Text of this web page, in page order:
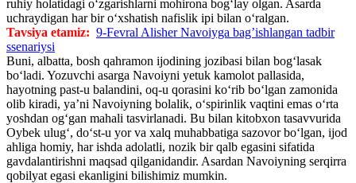
ruhiy holatidagi o‘zgarishlarni mohirona bog‘lay olgan. Asarda
uchraydigan har bir o‘xshatish nafislik ipi bilan o‘ralgan.
Tavsiya etamiz: 9-Fevral Alisher Navoiyga bag’ishlangan tadbir
ssenariysi
Buni, albatta, bosh qahramon ijodining jozibasi bilan bog‘lasak
bo‘ladi. Yozuvchi asarga Navoiyni yetuk kamolot pallasida,
hayotning past-u balandini, oq-u qorasini ko‘rib bo‘lgan zamonida
olib kiradi, ya’ni Navoiyning bolalik, o‘spirinlik vaqtini emas o‘rta
yoshdan og‘gan mahali tasvirlanadi. Bu bilan kitobxon tasavvurida
Oybek ulug‘, do‘st-u yor va xalq muhabbatiga sazovor bo‘lgan, ijod
ahliga homiy, har ishda adolatli, nozik bir qalb egasini sifatida
gavdalantirishni maqsad qilganidandir. Asardan Navoiyning serqirra
qobilyat egasi ekanligini bilishimiz mumkin.